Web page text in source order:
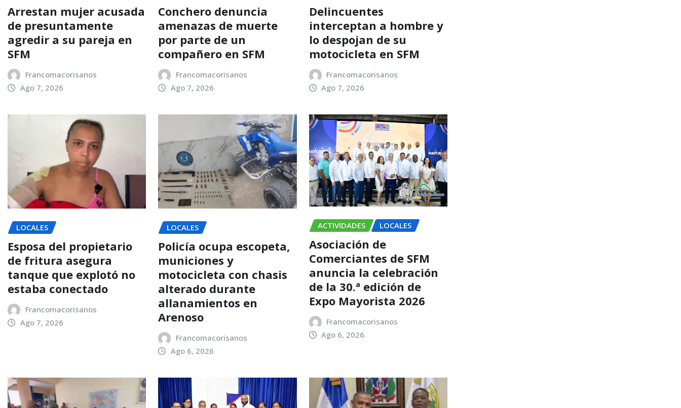
Arrestan mujer acusada
de presuntamente
agredir a su pareja en
SFM
Francomacorisanos
Ago 7, 2026
Conchero denuncia
amenazas de muerte
por parte de un
compañero en SFM
Francomacorisanos
Ago 7, 2026
Delincuentes
interceptan a hombre y
lo despojan de su
motocicleta en SFM
Francomacorisanos
Ago 7, 2026
LOCALES
Esposa del propietario
de fritura asegura
tanque que explotó no
estaba conectado
Francomacorisanos
Ago 7, 2026
LOCALES
Policía ocupa escopeta,
municiones y
motocicleta con chasis
alterado durante
allanamientos en
Arenoso
Francomacorisanos
Ago 6, 2026
ACTIVIDADES LOCALES
Asociación de
Comerciantes de SFM
anuncia la celebración
de la 30.ª edición de
Expo Mayorista 2026
Francomacorisanos
Ago 6, 2026